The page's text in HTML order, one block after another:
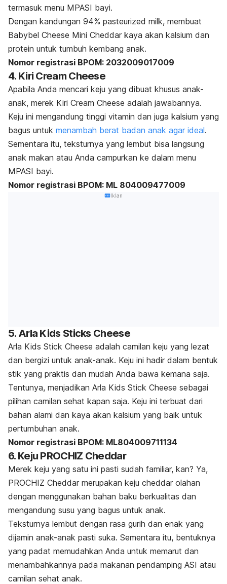
termasuk menu MPASI bayi.
Dengan kandungan 94% pasteurized milk, membuat
Babybel Cheese Mini Cheddar kaya akan kalsium dan
protein untuk tumbuh kembang anak.
Nomor registrasi BPOM: 2032009017009
4. Kiri Cream Cheese
Apabila Anda mencari keju yang dibuat khusus anak-
anak, merek Kiri Cream Cheese adalah jawabannya.
Keju ini mengandung tinggi vitamin dan juga kalsium yang
bagus untuk menambah berat badan anak agar ideal.
Sementara itu, teksturnya yang lembut bisa langsung
anak makan atau Anda campurkan ke dalam menu
MPASI bayi.
Nomor registrasi BPOM: ML 804009477009
Iklan
5. Arla Kids Sticks Cheese
Arla Kids Stick Cheese adalah camilan keju yang lezat
dan bergizi untuk anak-anak. Keju ini hadir dalam bentuk
stik yang praktis dan mudah Anda bawa kemana saja.
Tentunya, menjadikan Arla Kids Stick Cheese sebagai
pilihan camilan sehat kapan saja. Keju ini terbuat dari
bahan alami dan kaya akan kalsium yang baik untuk
pertumbuhan anak.
Nomor registrasi BPOM: ML804009711134
6. Keju PROCHIZ Cheddar
Merek keju yang satu ini pasti sudah familiar, kan? Ya,
PROCHIZ Cheddar merupakan keju cheddar olahan
dengan menggunakan bahan baku berkualitas dan
mengandung susu yang bagus untuk anak.
Teksturnya lembut dengan rasa gurih dan enak yang
dijamin anak-anak pasti suka. Sementara itu, bentuknya
yang padat memudahkan Anda untuk memarut dan
menambahkannya pada makanan pendamping ASI atau
camilan sehat anak.